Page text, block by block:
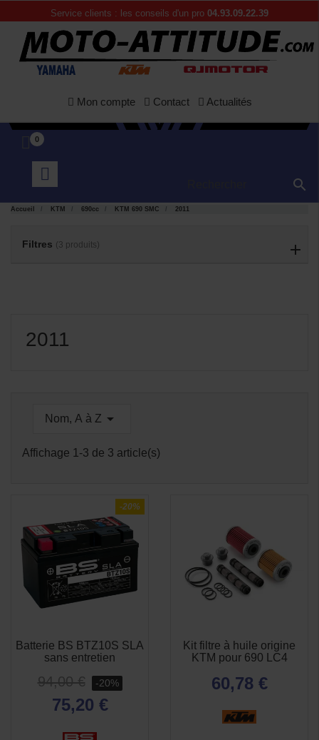
Service clients : les conseils d'un pro 04.93.09.22.39
Mon compte Contact Actualités
0

Accueil KTM 690cc KTM 690 SMC 2011
Filtres (3 produits)
2011
Nom, A à Z 
Affichage 1-3 de 3 article(s)
-20%
Batterie BS BTZ10S SLA
sans entretien
94,00 € -20%
75,20 €
Kit filtre à huile origine
KTM pour 690 LC4
60,78 €
APERÇU
RAPIDE